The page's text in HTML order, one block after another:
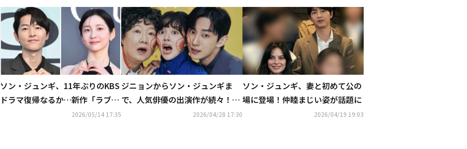
ソン・ジュンギ、11年ぶりのKBS
ドラマ復帰なるか…新作「ラブク
ラウド」2027年上半期に放送へ
2026/05/14 17:35
ジニョンからソン・ジュンギま
で、人気俳優の出演作が続々！
ソ・イングクのファンコンも…5
2026/04/28 17:30
ソン・ジュンギ、妻と初めて公の
場に登場！仲睦まじい姿が話題に
2026/04/19 19:03